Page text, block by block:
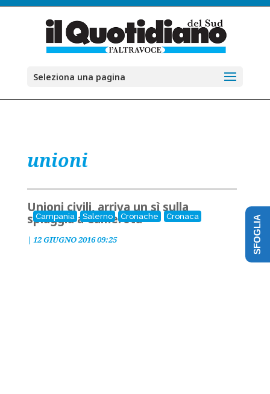
Seleziona una pagina
unioni
Campania Salerno Cronache Cronaca
Unioni civili, arriva un sì sulla
spiaggia a Camerota
| 12 GIUGNO 2016 09:25 SFOGLIA